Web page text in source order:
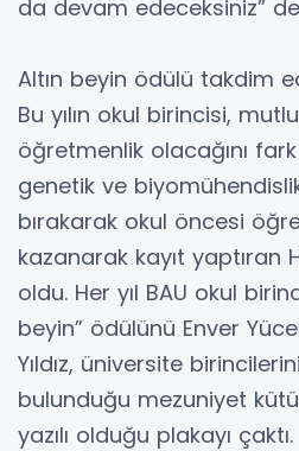
da devam edeceksiniz”
Altın beyin ödülü takdim
Bu yılın okul birincisi,
öğretmenlik olacağını
genetik ve
bırakarak okul öncesi
kazanarak kayıt yaptıran
oldu. Her yıl BAU okul
beyin” ödülünü Enver
Yıldız, üniversite
bulunduğu mezuniyet
yazılı olduğu plakayı çaktı.